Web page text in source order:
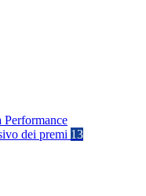
Performance
dei premi 13